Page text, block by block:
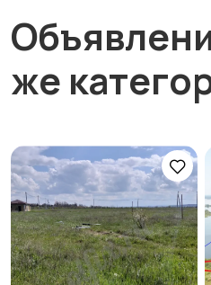
же